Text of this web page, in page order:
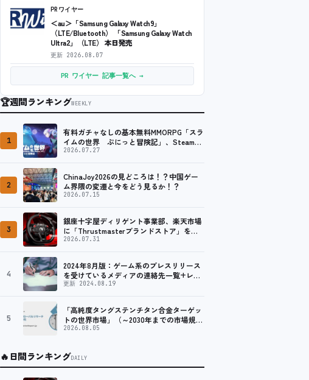
PRワイヤー
＜au＞「Samsung Galaxy Watch9」
（LTE/Bluetooth） 「Samsung Galaxy Watch
Ultra2」（LTE） 本日発売
更新 2026.08.07
PR ワイヤー 記事一覧へ →
🏆週間ランキングWEEKLY
1
有料ガチャなしの基本無料MMORPG「スラ
イムの世界 ぷにっと冒険記」、Steam向
けの無料体験版が8月末に配信決定
2026.07.27
2
ChinaJoy2026の見どころは！？中国ゲー
ム界隈の変遷と今をどう見るか！？
2026.07.15
3
銀座十字屋ディリゲント事業部、楽天市場
に「Thrustmasterブランドストア」をオ
ープン。記念キャンペーンでポイントアッ
2026.07.31
4
2024年8月版：ゲーム系のプレスリリース
を受けているメディアの連絡先一覧+レビ
ュー依頼先一覧
更新 2024.08.19
5
「高純度タングステンチタン合金ターゲッ
トの世界市場」（～2030年までの市場規模
予測）資料を発行、年平均6.5%で成長する
2026.08.05
🔥日間ランキングDAILY